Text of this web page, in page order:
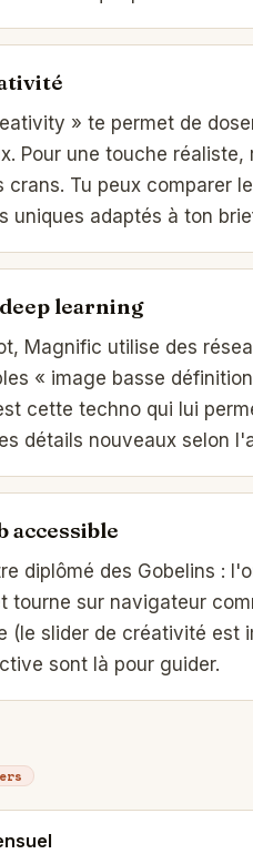
» te permet de
Pour une touche
crans. Tu peux comparer
uniques adaptés à ton
learning
Magnific utilise des
« image basse
cette techno qui lui
détails nouveaux selon
accessible
diplômé des Gobelins :
tourne sur navigateur
(le slider de créativité est
sont là pour guider.